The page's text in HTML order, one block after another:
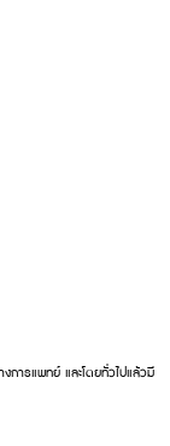
ารแพทย์ และโดยทั่วไปแล้วมี